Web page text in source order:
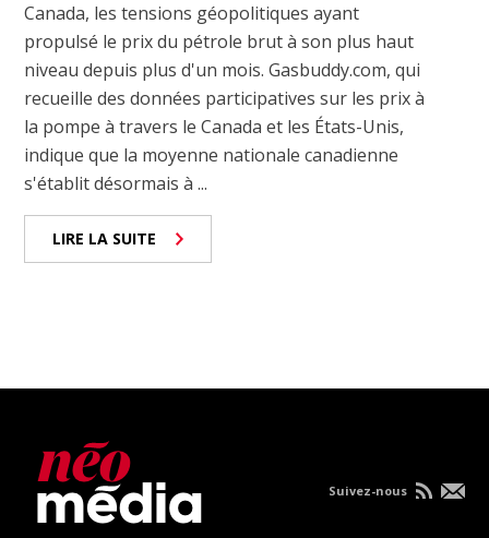
Canada, les tensions géopolitiques ayant
propulsé le prix du pétrole brut à son plus haut
niveau depuis plus d'un mois. Gasbuddy.com, qui
recueille des données participatives sur les prix à
la pompe à travers le Canada et les États-Unis,
indique que la moyenne nationale canadienne
s'établit désormais à ...
LIRE LA SUITE
Suivez-nous